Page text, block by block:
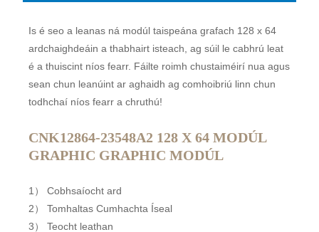
Is é seo a leanas ná modúl taispeána grafach 128 x 64
ardchaighdeáin a thabhairt isteach, ag súil le cabhrú leat
é a thuiscint níos fearr. Fáilte roimh chustaiméirí nua agus
sean chun leanúint ar aghaidh ag comhoibriú linn chun
todhchaí níos fearr a chruthú!
CNK12864-23548A2 128 X 64 MODÚL
GRAPHIC GRAPHIC MODÚL
1） Cobhsaíocht ard
2） Tomhaltas Cumhachta Íseal
3） Teocht leathan